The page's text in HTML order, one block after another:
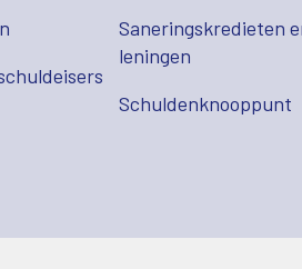
Saneringskredieten
leningen
Schuldenknooppunt